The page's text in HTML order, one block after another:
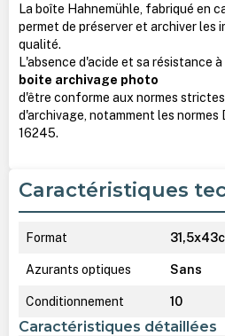
La boîte Hahnemühle, fabriqué en
permet de préserver et archiver les
qualité.
L'absence d'acide et sa résistance
boite archivage photo
d'être conforme aux normes
d'archivage, notamment les normes
16245.
Caractéristiques
Format
Azurants optiques Sans
Conditionnement 10
Caractéristiques détaillées